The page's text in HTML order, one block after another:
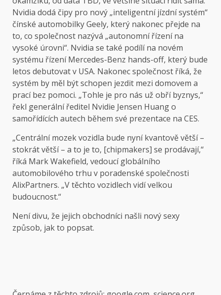
Nvidia dodá čipy pro nový „inteligentní jízdní systém“
čínské automobilky Geely, který nakonec přejde na
to, co společnost nazývá „autonomní řízení na
vysoké úrovni“. Nvidia se také podílí na novém
systému řízení Mercedes-Benz hands-off, který bude
letos debutovat v USA. Nakonec společnost říká, že
systém by měl být schopen jezdit mezi domovem a
prací bez pomoci. „Tohle je pro nás už obří byznys,“
řekl generální ředitel Nvidie Jensen Huang o
samořídících autech během své prezentace na CES.
„Centrální mozek vozidla bude nyní kvantově větší –
stokrát větší – a to je to, [chipmakers] se prodávají,“
říká Mark Wakefield, vedoucí globálního
automobilového trhu v poradenské společnosti
AlixPartners. „V těchto vozidlech vidí velkou
budoucnost.“
Není divu, že jejich obchodníci našli nový sexy
způsob, jak to popsat.